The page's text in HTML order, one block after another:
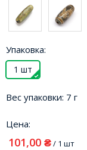
Упаковка:
1 шт
Вес упаковки: 7 г
Цена:
101,00 ₴/ 1 шт